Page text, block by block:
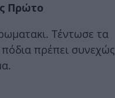
Πρώτο
Τέντωσε τα
πρέπει συνεχώς